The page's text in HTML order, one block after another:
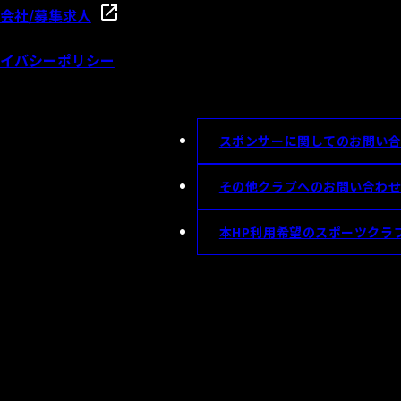
社/募集求人
バシーポリシー
スポンサーに関してのお問い
その他クラブへのお問い合わせ
本HP利用希望のスポーツクラ